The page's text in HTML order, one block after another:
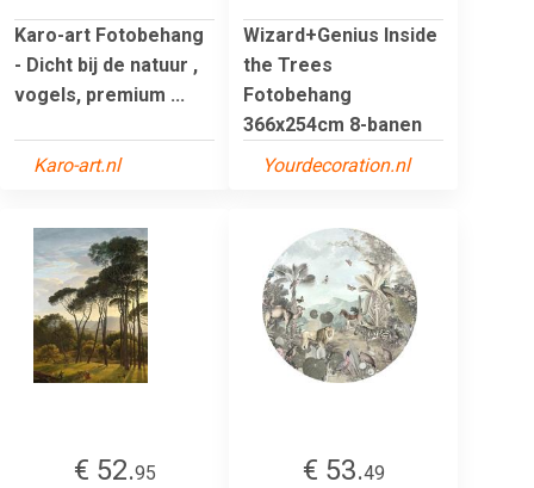
Karo-art Fotobehang
- Dicht bij de natuur ,
vogels, premium ...
Karo-art.nl
Wizard+Genius Inside
the Trees
Fotobehang
366x254cm 8-banen
Yourdecoration.nl
€ 52.95
€ 53.49